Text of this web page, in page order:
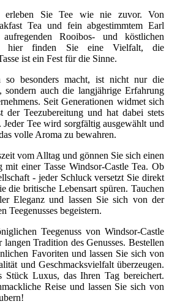
erleben Sie Tee wie nie zuvor. Von
Tea und fein abgestimmtem Earl
Rooibos- und köstlichen
- hier finden Sie eine Vielfalt, die
ist ein Fest für die Sinne.
so besonders macht, ist nicht nur die
sondern auch die langjährige Erfahrung
Seit Generationen widmet sich
der Teezubereitung und hat dabei stets
Tee wird sorgfältig ausgewählt und
volle Aroma zu bewahren.
vom Alltag und gönnen Sie sich einen
mit einer Tasse Windsor-Castle Tea. Ob
- jeder Schluck versetzt Sie direkt
die britische Lebensart spüren. Tauchen
Eleganz und lassen Sie sich von der
Teegenusses begeistern.
Teegenuss von Windsor-Castle
Tradition des Genusses. Bestellen
Favoriten und lassen Sie sich von
und Geschmacksvielfalt überzeugen.
Stück Luxus, das Ihren Tag bereichert.
Reise und lassen Sie sich von